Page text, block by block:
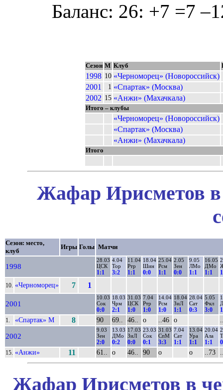
Баланс: 26: +7 =7
Сезон М Клуб
1998 10 «Черноморец» (Новороссийск)
2001
1 «Спартак» (Москва)
2002 15 «Анжи» (Махачкала)
Итого – клубы
«Черноморец» (Новороссийск)
«Спартак» (Москва)
«Анжи» (Махачкала)
Итого
Жафар Ирисметов в
Сезон: место,
клуб
Игры Голы Матчи
1998
28.03
ЦСК
1:1
4.04
Тор
3:2
11.04
Ртр
1:1
18.04
Шин
0:0
25.04
Рсм
1:1
2.05
Зен
0:0
9.05
ЛМо
1:1
16.05
ДМо
1:1
10. «Черноморец» 7 1
2001
10.03
Сок
0:0
18.03
Чрм
2:1
31.03
ЦСК
1:0
7.04
Ртр
1:0
14.04
Рсм
1:0
18.04
ЗиЛ
1:1
28.04
Сат
0:3
5.05
Фкл
3:0
1. «Спартак» М 8 90 69.. 46.. о ..46 о
2002
9.03
Зен
2:0
13.03
ДМо
0:2
17.03
ЗиЛ
0:0
23.03
Сок
0:1
31.03
СпМ
3:3
7.04
Сат
1:1
13.04
Ура
1:1
20.04
Ала
1:1
15. «Анжи» 11 61.. о 46.. 90 о о ..73
Жафар Ирисметов в